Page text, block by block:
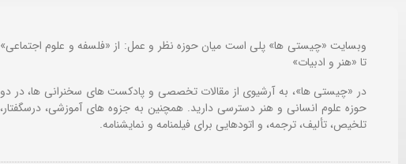
وبسایت «چیستی ها» پلی است میان حوزه نظر و عمل: از «فلسفه و علوم اجتماعی»
تا «هنر و ادبیات»
در «چیستی ها»، به آرشیوی از مقالات تخصصی و پادکست های سخنرانی ها، در دو
حوزه علوم انسانی و هنر دسترسی دارید. همچنین به جزوه های آموزشی، درسگفتار،
تلخیص، تألیف، ترجمه، و اتودهایی برای فیلمنامه و نمایشنامه.